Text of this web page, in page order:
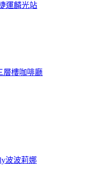
運麟光站
層樓咖啡廳
波波莉娜